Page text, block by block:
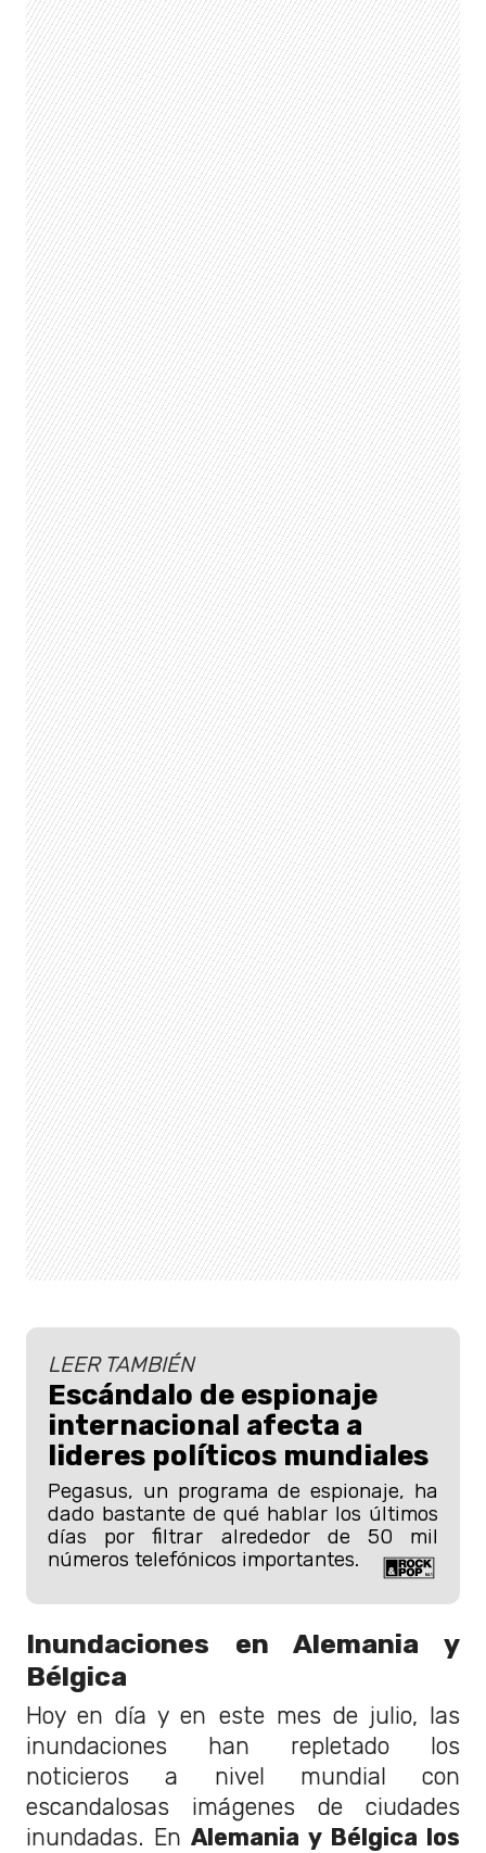
LEER TAMBIÉN
Escándalo de espionaje
internacional afecta a
lideres políticos mundiales
Pegasus, un programa de espionaje, ha
dado bastante de qué hablar los últimos
días por filtrar alrededor de 50 mil
números telefónicos importantes.
Inundaciones en Alemania y
Bélgica
Hoy en día y en este mes de julio, las
inundaciones han repletado los
noticieros a nivel mundial con
escandalosas imágenes de ciudades
inundadas. EnAlemania y Bélgica los